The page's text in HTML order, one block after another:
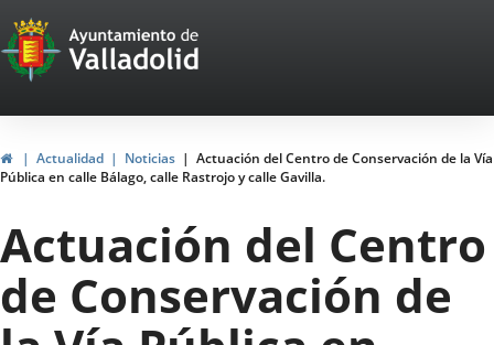
Portal
Web
del
Ayuntamiento
de
Valladolid
HomeActualidad Noticias
Actuación del Centro de Conservación de la Vía
Pública en calle Bálago, calle Rastrojo y calle Gavilla.
Actuación del Centro
de Conservación de